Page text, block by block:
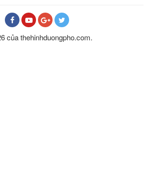
của thehinhduongpho.com.